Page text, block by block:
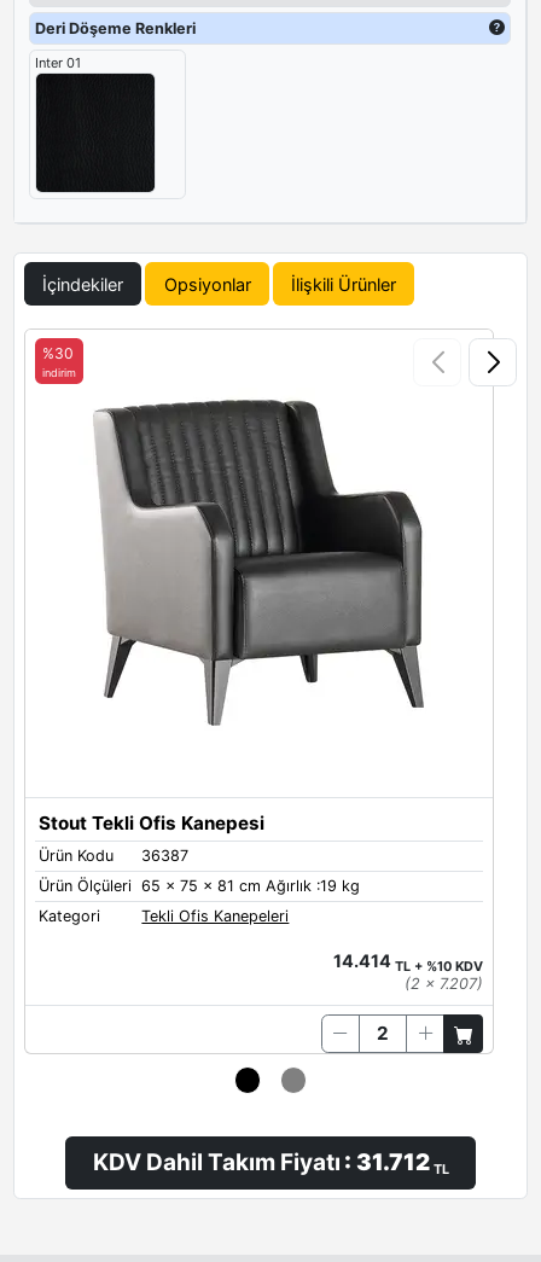
Deri Döşeme Renkleri
Inter 01
İçindekiler Opsiyonlar İlişkili Ürünler
Stout Tekli Ofis Kanepesi
Ürün Kodu
36387
Ürün Ölçüleri 65 x 75 x 81 cm Ağırlık :19 kg
Kategori
Tekli Ofis Kanepeleri
%30
indirim
14.414TL + %10 KDV
(2 x 7.207)
KDV Dahil Takım Fiyatı : 31.712 TL